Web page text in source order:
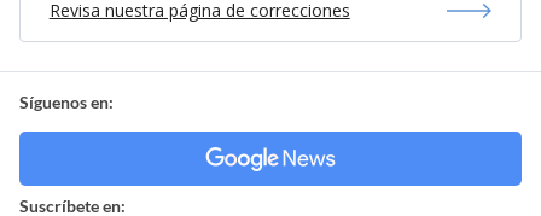
Revisa nuestra página de correcciones
Síguenos en:
Suscríbete en: